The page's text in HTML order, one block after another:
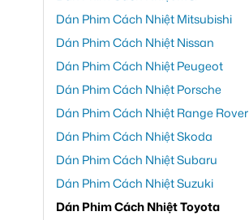
Dán Phim Cách Nhiệt Mitsubishi
Dán Phim Cách Nhiệt Nissan
Dán Phim Cách Nhiệt Peugeot
Dán Phim Cách Nhiệt Porsche
Dán Phim Cách Nhiệt Range Rover
Dán Phim Cách Nhiệt Skoda
Dán Phim Cách Nhiệt Subaru
Dán Phim Cách Nhiệt Suzuki
Dán Phim Cách Nhiệt Toyota